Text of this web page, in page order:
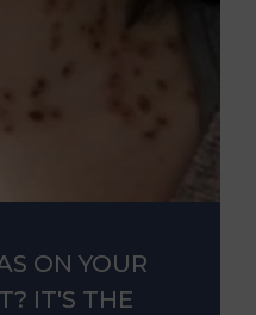
ON YOUR
IT'S THE